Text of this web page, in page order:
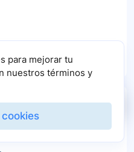
R1
para mejorar tu
nuestros términos y